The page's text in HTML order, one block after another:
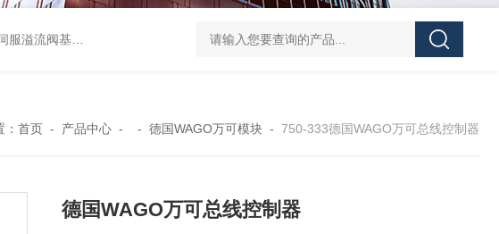
阀基本性能 KCG3L250DZMUH110P15T10威格士VICKERS控制阀工作方式
首页 - 产品中心 - - 德国WAGO万可模块 - 750-333德国WAGO万可总线控制器
德国WAGO万可总线控制器